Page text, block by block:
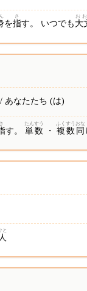
を指
さ
す。 いつでも 大
お
あなたたち (は)
さ
す。単数
たんすう
・複数
ふくすう
同
おな
人
と